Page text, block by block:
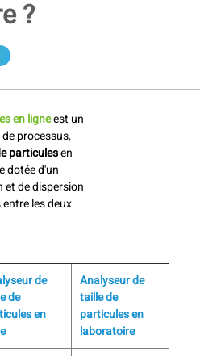
?
en ligneest un
processus,
particulesen
dotée d'un
et de dispersion
les deux
de
de
en
Analyseur de
taille de
particules en
laboratoire